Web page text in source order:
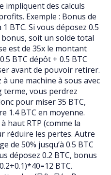
impliquent des calculs
Exemple : Bonus de
BTC. Si vous déposez 0.5
bonus, soit un solde total
est de 35x le montant
BTC dépôt + 0.5 BTC
avant de pouvoir retirer.
une machine à sous avec
terme, vous perdrez
pour miser 35 BTC,
1.4 BTC en moyenne.
haut RTP (comme la
réduire les pertes. Autre
de 50% jusqu’à 0.5 BTC
déposez 0.2 BTC, bonus
BTC.